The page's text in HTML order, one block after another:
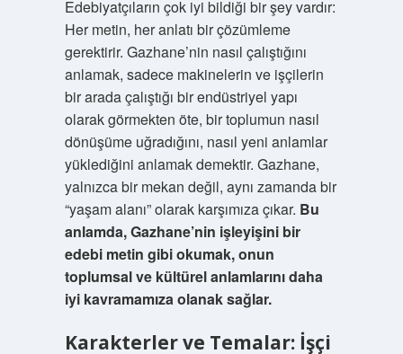
Edebiyatçıların çok iyi bildiği bir şey vardır:
Her metin, her anlatı bir çözümleme
gerektirir. Gazhane’nin nasıl çalıştığını
anlamak, sadece makinelerin ve işçilerin
bir arada çalıştığı bir endüstriyel yapı
olarak görmekten öte, bir toplumun nasıl
dönüşüme uğradığını, nasıl yeni anlamlar
yüklediğini anlamak demektir. Gazhane,
yalnızca bir mekan değil, aynı zamanda bir
“yaşam alanı” olarak karşımıza çıkar. Bu
anlamda, Gazhane’nin işleyişini bir
edebi metin gibi okumak, onun
toplumsal ve kültürel anlamlarını daha
iyi kavramamıza olanak sağlar.
Karakterler ve Temalar: İşçi